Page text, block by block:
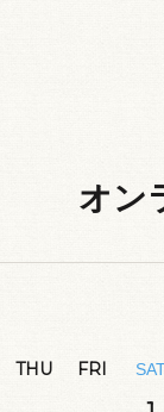
オン
THU FRI